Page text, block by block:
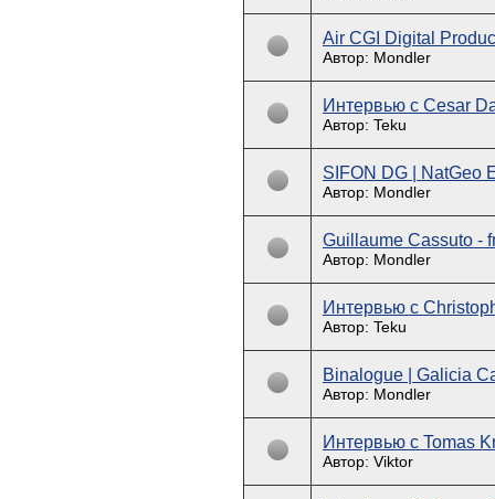
Air CGI Digital
Автор: Mondler
Интервью с Cesar
Автор: Teku
SIFON DG | NatGeo
Автор: Mondler
Guillaume Cassuto -
Автор: Mondler
Интервью с
Автор: Teku
Binalogue | Galicia
Автор: Mondler
Интервью с Tomas
Автор: Viktor